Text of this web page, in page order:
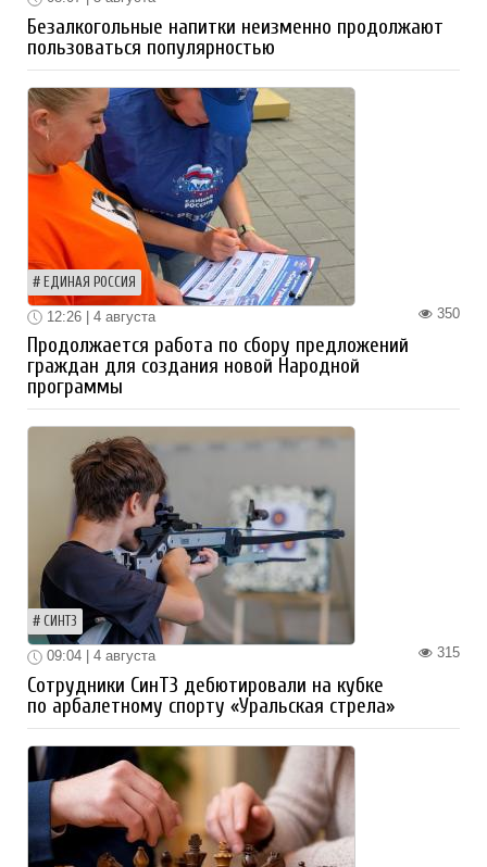
Безалкогольные напитки неизменно продолжают
пользоваться популярностью
ЕДИНАЯ РОССИЯ
350
12:26 | 4 августа
Продолжается работа по сбору предложений
граждан для создания новой Народной
программы
СИНТЗ
315
09:04 | 4 августа
Сотрудники СинТЗ дебютировали на кубке
по арбалетному спорту «Уральская стрела»